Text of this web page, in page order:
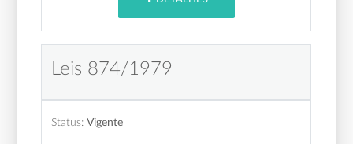
Leis 874/1979
Status: Vigente